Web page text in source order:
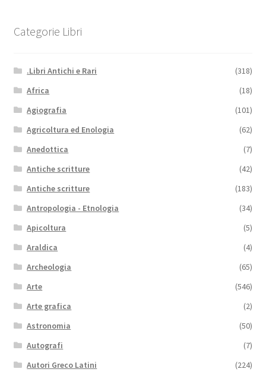
Categorie Libri
.Libri Antichi e Rari
(318)
Africa
(18)
Agiografia
(101)
Agricoltura ed Enologia
(62)
Anedottica
(7)
Antiche scritture
(42)
Antiche scritture
(183)
Antropologia - Etnologia
(34)
Apicoltura
(5)
Araldica
(4)
Archeologia
(65)
Arte
(546)
Arte grafica
(2)
Astronomia
(50)
Autografi
(7)
Autori Greco Latini
(224)